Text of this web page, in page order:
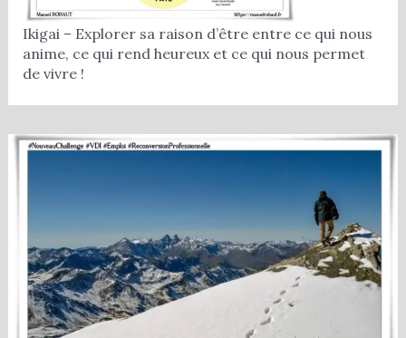
Ikigai – Explorer sa raison d’être entre ce qui nous
anime, ce qui rend heureux et ce qui nous permet
de vivre !